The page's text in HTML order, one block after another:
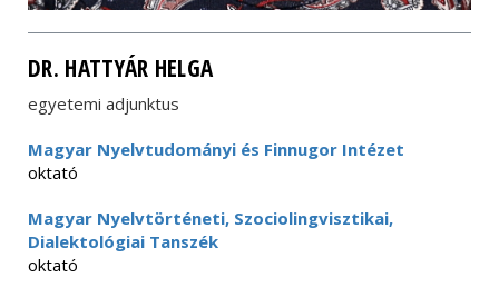
DR. HATTYÁR HELGA
egyetemi adjunktus
Magyar Nyelvtudományi és Finnugor Intézet
oktató
Magyar Nyelvtörténeti, Szociolingvisztikai,
Dialektológiai Tanszék
oktató